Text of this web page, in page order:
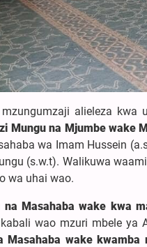
alieleza kwa
Mungu na Mjumbe wake
wa Imam Hussein
(s.w.t). Walikuwa
wa uhai wao.
Masahaba wake kwa
wao mzuri mbele ya
Masahaba wake